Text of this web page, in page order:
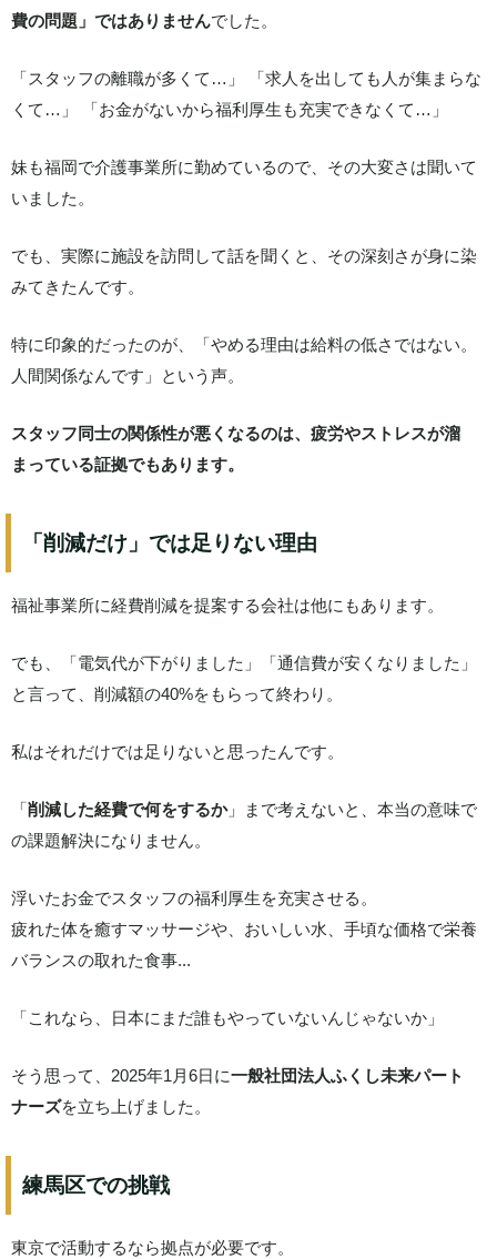
費の問題」ではありませんでした。
「スタッフの離職が多くて…」 「求人を出しても人が集まらな
くて…」 「お金がないから福利厚生も充実できなくて…」
妹も福岡で介護事業所に勤めているので、その大変さは聞いて
いました。
でも、実際に施設を訪問して話を聞くと、その深刻さが身に染
みてきたんです。
特に印象的だったのが、「やめる理由は給料の低さではない。
人間関係なんです」という声。
スタッフ同士の関係性が悪くなるのは、疲労やストレスが溜
まっている証拠でもあります。
「削減だけ」では足りない理由
福祉事業所に経費削減を提案する会社は他にもあります。
でも、「電気代が下がりました」「通信費が安くなりました」
と言って、削減額の40%をもらって終わり。
私はそれだけでは足りないと思ったんです。
「削減した経費で何をするか」まで考えないと、本当の意味で
の課題解決になりません。
浮いたお金でスタッフの福利厚生を充実させる。
疲れた体を癒すマッサージや、おいしい水、手頃な価格で栄養
バランスの取れた食事...
「これなら、日本にまだ誰もやっていないんじゃないか」
そう思って、2025年1月6日に一般社団法人ふくし未来パート
ナーズを立ち上げました。
練馬区での挑戦
東京で活動するなら拠点が必要です。